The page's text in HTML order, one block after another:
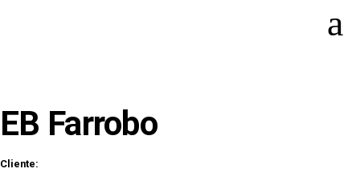
EB Farrobo
Cliente: